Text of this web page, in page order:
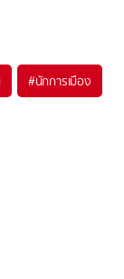
#นักการเมือง